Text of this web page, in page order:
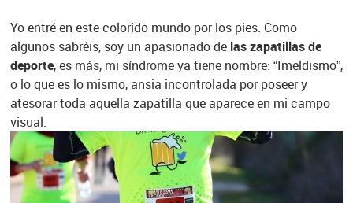
Yo entré en este colorido mundo por los pies. Como
algunos sabréis, soy un apasionado de las zapatillas de
deporte, es más, mi síndrome ya tiene nombre: “Imeldismo”,
o lo que es lo mismo, ansia incontrolada por poseer y
atesorar toda aquella zapatilla que aparece en mi campo
visual.